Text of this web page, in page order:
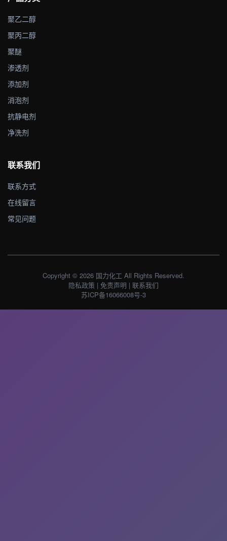
聚乙二醇
聚丙二醇
聚醚
渗透剂
添加剂
消泡剂
抗静电剂
净洗剂
联系我们
联系方式
在线留言
常见问题
Copyright © 2026 国力化工 All Rights Reserved.
隐私政策 | 免责声明 | 联系我们
苏ICP备16066008号-3